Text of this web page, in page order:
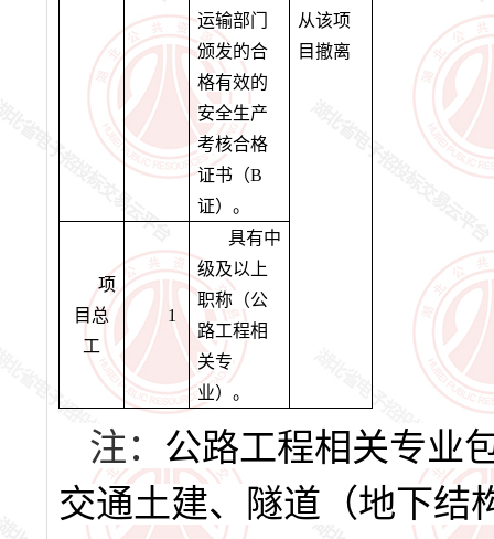
运输部门
颁发的合
格有效的
安全生产
考核合格
证书（B
证）。
从该项
目撤离
项
目总
工
1
具有中
级及以上
职称（公
路工程相
关专
业）。
注： 公路工程相关专业
交通土建、隧道（地下结